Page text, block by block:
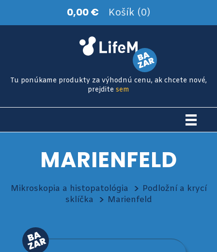
Tu ponúkame produkty za výhodnú cenu, ak chcete nové,
prejdite sem
0,00 € Košík (0)
MARIENFELD
Mikroskopia a histopatológia
Podložní a krycí
sklíčka
Marienfeld